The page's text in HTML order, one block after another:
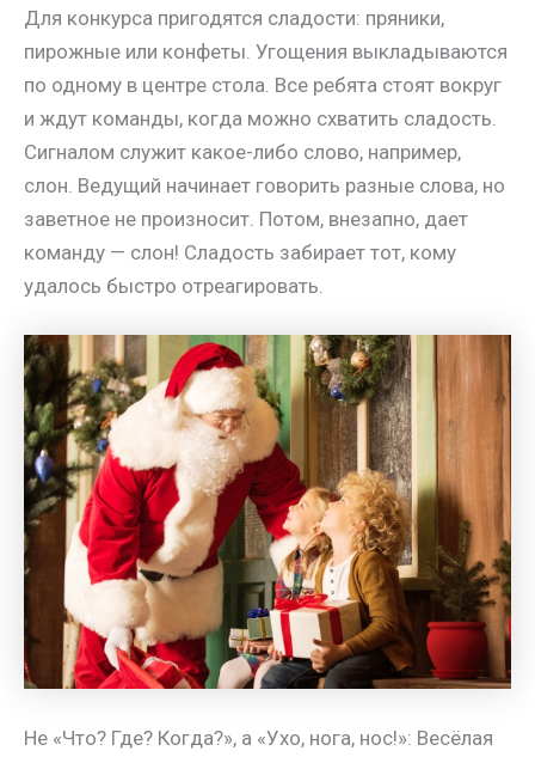
Для конкурса пригодятся сладости: пряники,
пирожные или конфеты. Угощения выкладываются
по одному в центре стола. Все ребята стоят вокруг
и ждут команды, когда можно схватить сладость.
Сигналом служит какое-либо слово, например,
слон. Ведущий начинает говорить разные слова, но
заветное не произносит. Потом, внезапно, дает
команду — слон! Сладость забирает тот, кому
удалось быстро отреагировать.
Не «Что? Где? Когда?», а «Ухо, нога, нос!»: Весёлая